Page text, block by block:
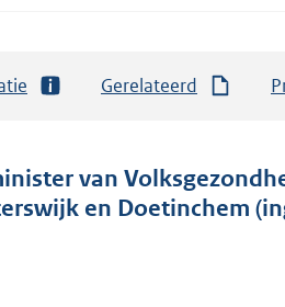
Gerelateerd
van
en Doetinchem